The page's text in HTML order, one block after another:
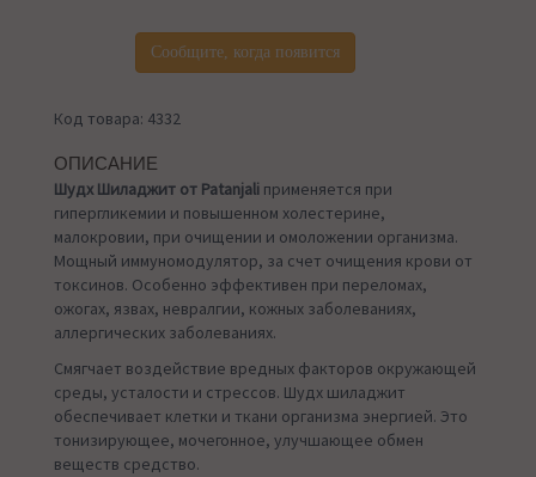
Сообщите, когда появится
Код товара: 4332
ОПИСАНИЕ
Шудх Шиладжит от Patanjali применяется при
гипергликемии и повышенном холестерине,
малокровии, при очищении и омоложении организма.
Мощный иммуномодулятор, за счет очищения крови от
токсинов. Особенно эффективен при переломах,
ожогах, язвах, невралгии, кожных заболеваниях,
аллергических заболеваниях.
Смягчает воздействие вредных факторов окружающей
среды, усталости и стрессов. Шудх шиладжит
обеспечивает клетки и ткани организма энергией. Это
тонизирующее, мочегонное, улучшающее обмен
веществ средство.